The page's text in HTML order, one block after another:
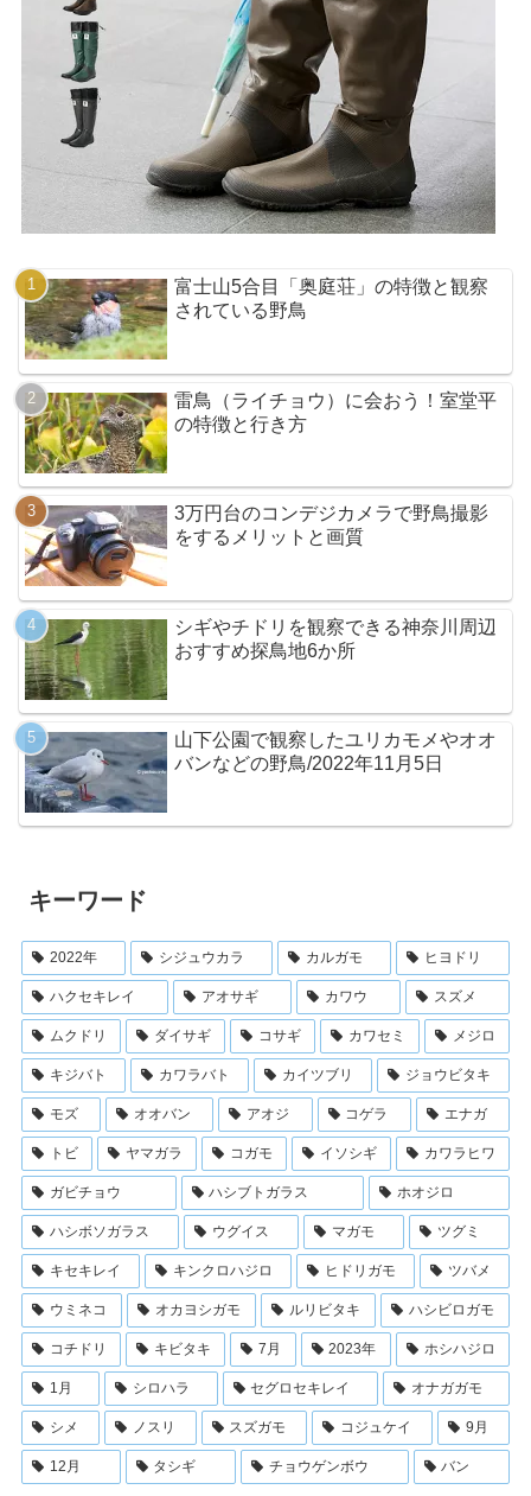
富士山5合目「奥庭荘」の特徴と観察
されている野鳥
雷鳥（ライチョウ）に会おう！室堂平
の特徴と行き方
3万円台のコンデジカメラで野鳥撮影
をするメリットと画質
シギやチドリを観察できる神奈川周辺
おすすめ探鳥地6か所
山下公園で観察したユリカモメやオオ
バンなどの野鳥/2022年11月5日
キーワード
2022年 シジュウカラ カルガモ ヒヨドリ
ハクセキレイ アオサギ カワウ スズメ
ムクドリ ダイサギ コサギ カワセミ メジロ
キジバト カワラバト カイツブリ ジョウビタキ
モズ オオバン アオジ コゲラ エナガ
トビ ヤマガラ コガモ イソシギ カワラヒワ
ガビチョウ ハシブトガラス ホオジロ
ハシボソガラス ウグイス マガモ ツグミ
キセキレイ キンクロハジロ ヒドリガモ ツバメ
ウミネコ オカヨシガモ ルリビタキ ハシビロガモ
コチドリ キビタキ 7月 2023年 ホシハジロ
1月 シロハラ セグロセキレイ オナガガモ
シメ ノスリ スズガモ コジュケイ 9月
12月 タシギ チョウゲンボウ バン